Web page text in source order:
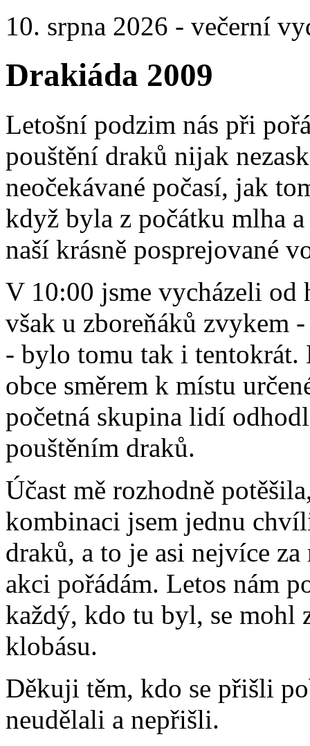
10. srpna 2026 - večerní
Drakiáda 2009
Letošní podzim nás při
pouštění draků nijak
neočekávané počasí, jak
když byla z počátku mlha
naší krásně posprejované
V 10:00 jsme vycházeli od
však u zboreňáků zvykem
- bylo tomu tak i tentokrát.
obce směrem k místu
početná skupina lidí
pouštěním draků.
Účast mě rozhodně
kombinaci jsem jednu
draků, a to je asi nejvíce
akci pořádám. Letos nám
každý, kdo tu byl, se mohl
klobásu.
Děkuji těm, kdo se přišli
neudělali a nepřišli.